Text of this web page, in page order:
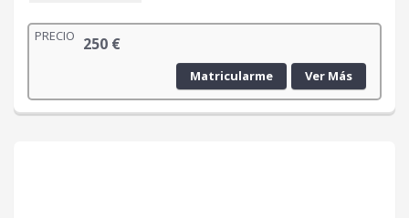
PRECIO 250 €
Matricularme Ver Más